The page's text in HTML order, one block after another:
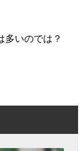
多いのでは？